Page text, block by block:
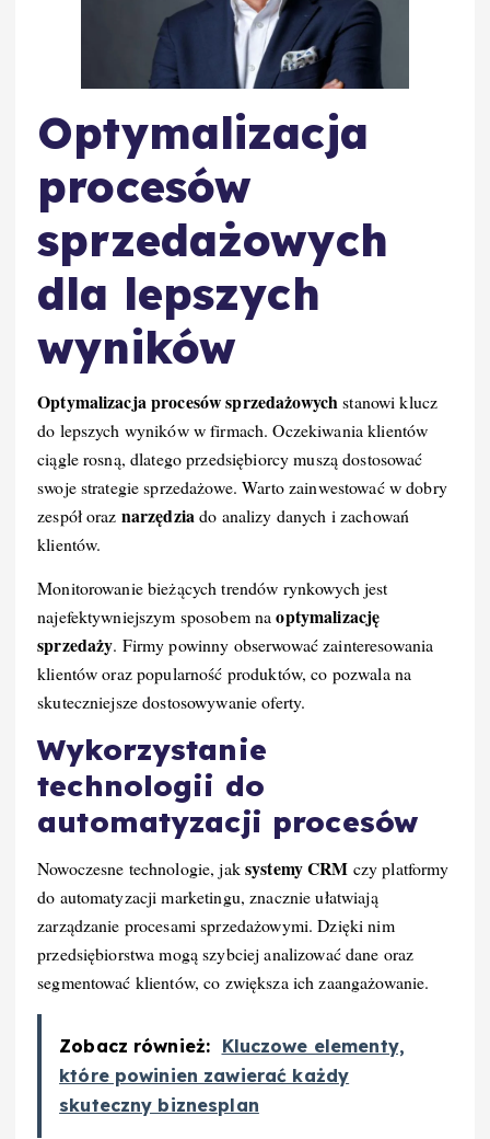
Optymalizacja
procesów
sprzedażowych
dla lepszych
wyników
Optymalizacja procesów sprzedażowychstanowi klucz
do lepszych wyników w firmach. Oczekiwania klientów
ciągle rosną, dlatego przedsiębiorcy muszą dostosować
swoje strategie sprzedażowe. Warto zainwestować w dobry
zespół oraz narzędziado analizy danych i zachowań
klientów.
Monitorowanie bieżących trendów rynkowych jest
najefektywniejszym sposobem naoptymalizację
sprzedaży. Firmy powinny obserwować zainteresowania
klientów oraz popularność produktów, co pozwala na
skuteczniejsze dostosowywanie oferty.
Wykorzystanie
technologii do
automatyzacji procesów
Nowoczesne technologie, jaksystemy CRM czy platformy
do automatyzacji marketingu, znacznie ułatwiają
zarządzanie procesami sprzedażowymi. Dzięki nim
przedsiębiorstwa mogą szybciej analizować dane oraz
segmentować klientów, co zwiększa ich zaangażowanie.
Zobacz również: Kluczowe elementy,
które powinien zawierać każdy
skuteczny biznesplan